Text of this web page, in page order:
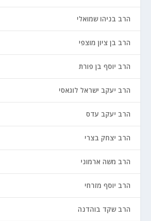
הרב בניהו שמואלי
הרב בן ציון מוצפי
הרב יוסף בן פורת
הרב יעקב ישראל לוגאסי
הרב יעקב עדס
הרב יצחק בצרי
הרב משה ארמוני
הרב יוסף מזרחי
הרב שקד בוהדנה